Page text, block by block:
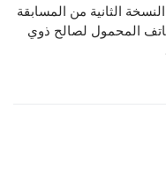
الثانية من المسابقة
المحمول لصالح ذوي